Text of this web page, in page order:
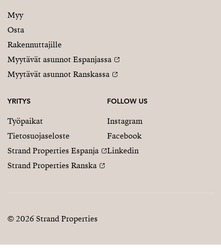
Myy
Osta
Rakennuttajille
Myytävät asunnot Espanjassa
Myytävät asunnot Ranskassa
YRITYS
Työpaikat
Tietosuojaseloste
Strand Properties Espanja
Strand Properties Ranska
FOLLOW US
Instagram
Facebook
Linkedin
© 2026 Strand Properties